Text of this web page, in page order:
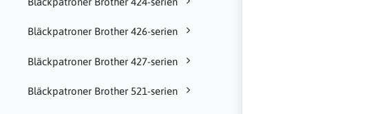
Bläckpatroner Brother 426-serien
Bläckpatroner Brother 427-serien
Bläckpatroner Brother 521-serien